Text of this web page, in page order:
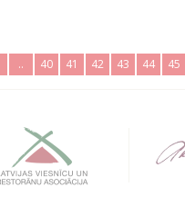
.. 40 41 42 43 44 45